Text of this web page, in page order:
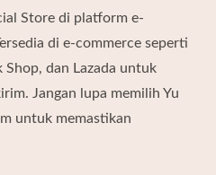
Store di platform e-
di e-commerce seperti
Shop, dan Lazada untuk
Jangan lupa memilih Yu
untuk memastikan